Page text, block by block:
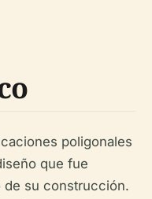
poligonales
que fue
de su construcción.